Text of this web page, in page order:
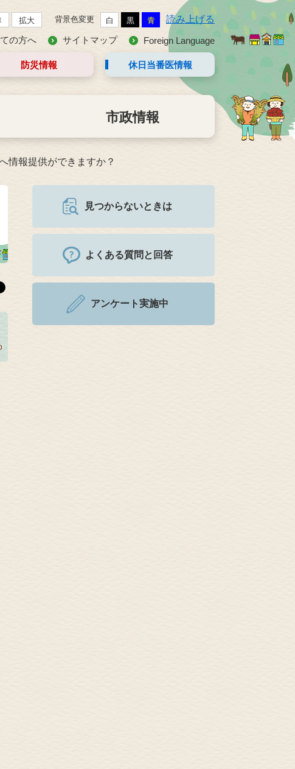
拡大 背景色変更 白 黒 青 読み上げる
の方へ サイトマップ Foreign Language
防災情報 休日当番医情報
市政情報
情報提供ができますか？
見つからないときは
よくある質問と回答
アンケート実施中